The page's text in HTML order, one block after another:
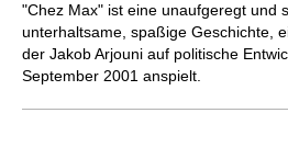
"Chez Max" ist eine unaufgeregt und
unterhaltsame, spaßige Geschichte,
der Jakob Arjouni auf politische
September 2001 anspielt.